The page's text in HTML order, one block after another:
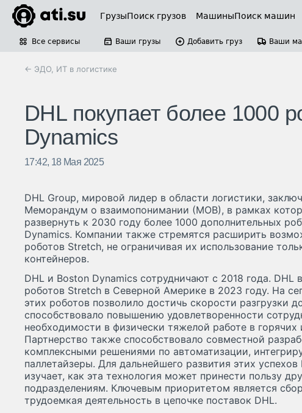
ГрузыПоиск грузов МашиныПоиск машин
Все сервисы Ваши грузы Добавить груз Ваши
← ЭДО, ИТ в логистике
DHL покупает более 1000
Dynamics
17:42, 18 Мая 2025
DHL Group, мировой лидер в области логистики,
Меморандум о взаимопонимании (МОВ), в рамках
развернуть к 2030 году более 1000 дополнительных
Dynamics. Компании также стремятся расширить
роботов Stretch, не ограничивая их использование
контейнеров.
DHL и Boston Dynamics сотрудничают с 2018 года. DHL
роботов Stretch в Северной Америке в 2023 году. На
этих роботов позволило достичь скорости разгрузки
способствовало повышению удовлетворенности
необходимости в физически тяжелой работе в
Партнерство также способствовало совместной
комплексными решениями по автоматизации,
паллетайзеры. Для дальнейшего развития этих успехов
изучает, как эта технология может принести пользу
подразделениям. Ключевым приоритетом является
трудоемкая деятельность в цепочке поставок DHL.